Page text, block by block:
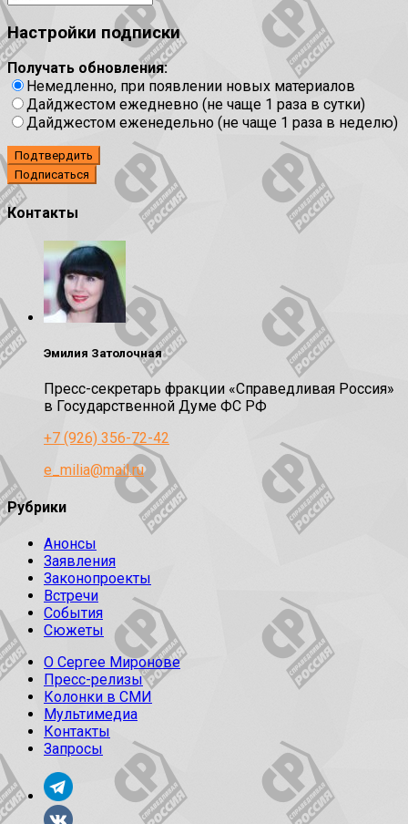
Настройки подписки
Получать обновления:
Немедленно, при появлении новых материалов
Дайджестом ежедневно (не чаще 1 раза в сутки)
Дайджестом еженедельно (не чаще 1 раза в неделю)
Подтвердить
Контакты
Эмилия Затолочная
Пресс-секретарь фракции «Справедливая Россия»
в Государственной Думе ФС РФ
+7 (926) 356-72-42
e_milia@mail.ru
Рубрики
Анонсы
Заявления
Законопроекты
Встречи
События
Сюжеты
О Сергее Миронове
Пресс-релизы
Колонки в СМИ
Мультимедиа
Контакты
Запросы